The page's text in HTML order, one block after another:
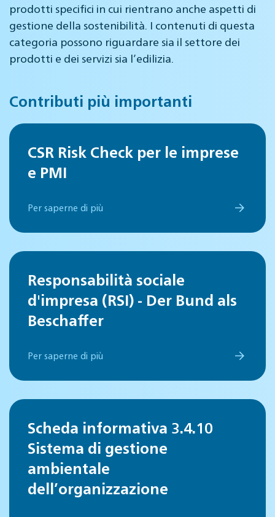
prodotti specifici in cui rientrano anche aspetti di
gestione della sostenibilità. I contenuti di questa
categoria possono riguardare sia il settore dei
prodotti e dei servizi sia l’edilizia.
Contributi più importanti
CSR Risk Check per le imprese
e PMI
Per saperne di più
Responsabilità sociale
d'impresa (RSI) - Der Bund als
Beschaffer
Per saperne di più
Scheda informativa 3.4.10
Sistema di gestione
ambientale
dell’organizzazione